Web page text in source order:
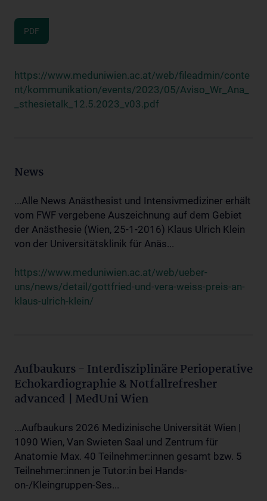
PDF
https://www.meduniwien.ac.at/web/fileadmin/conte
nt/kommunikation/events/2023/05/Aviso_Wr_Ana_
_sthesietalk_12.5.2023_v03.pdf
News
...Alle News Anästhesist und Intensivmediziner erhält
vom FWF vergebene Auszeichnung auf dem Gebiet
der Anästhesie (Wien, 25-1-2016) Klaus Ulrich Klein
von der Universitätsklinik für Anäs...
https://www.meduniwien.ac.at/web/ueber-
uns/news/detail/gottfried-und-vera-weiss-preis-an-
klaus-ulrich-klein/
Aufbaukurs - Interdisziplinäre Perioperative
Echokardiographie & Notfallrefresher
advanced | MedUni Wien
...Aufbaukurs 2026 Medizinische Universität Wien |
1090 Wien, Van Swieten Saal und Zentrum für
Anatomie Max. 40 Teilnehmer:innen gesamt bzw. 5
Teilnehmer:innen je Tutor:in bei Hands-
on-/Kleingruppen-Ses...